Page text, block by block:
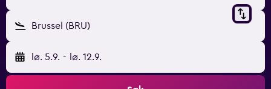
Brussel (BRU)
lø. 5.9. - lø. 12.9.